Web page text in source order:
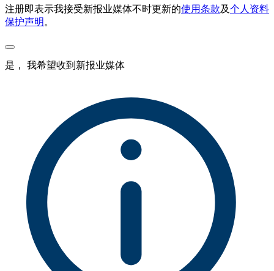
注册即表示我接受新报业媒体不时更新的使用条款及个人资料
保护声明 。
是， 我希望收到新报业媒体